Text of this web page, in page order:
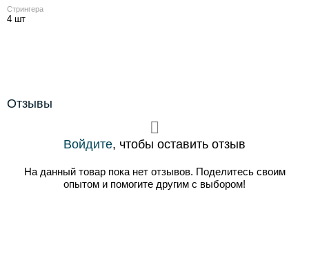
Стрингера
4 шт
Отзывы
Войдите, чтобы оставить отзыв
На данный товар пока нет отзывов. Поделитесь своим
опытом и помогите другим с выбором!